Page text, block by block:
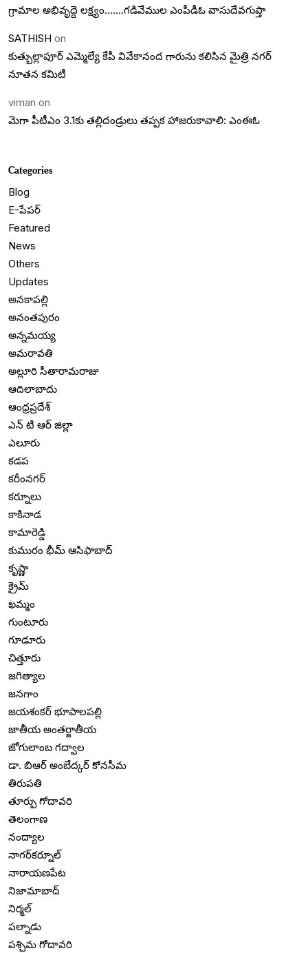
గ్రామాల అభివృద్దె లక్ష్యం…….గడివేముల ఎంపీడీఓ వాసుదేవగుప్తా
SATHISH on
కుత్బుల్లాపూర్ ఎమ్మెల్యే కేపీ వివేకానంద గారును కలిసిన మైత్రి నగర్
నూతన కమిటీ
viman on
మెగా పీటీఎం 3.1కు తల్లిదండ్రులు తప్పక హాజరుకావాలి: ఎంఈఓ
Categories
Blog
E-పేపర్
Featured
News
Others
Updates
అనకాపల్లి
అనంతపురం
అన్నమయ్య
అమరావతి
అల్లూరి సీతారామరాజు
ఆదిలాబాదు
ఆంధ్రప్రదేశ్
ఎన్ టి ఆర్ జిల్లా
ఎలూరు
కడప
కరీంనగర్
కర్నూలు
కాకినాడ
కామారెడ్డి
కుమురం భీమ్ ఆసిఫాబాద్
కృష్ణా
క్రైమ్
ఖమ్మం
గుంటూరు
గూడూరు
చిత్తూరు
జగిత్యాల
జనగాం
జయశంకర్ భూపాలపల్లి
జాతీయ అంతర్జాతీయ
జోగులాంబ గద్వాల
డా. బిఆర్ అంబేద్కర్ కోనసీమ
తిరుపతి
తూర్పు గోదావరి
తెలంగాణ
నంద్యాల
నాగర్‌కర్నూల్
నారాయణపేట
నిజామాబాద్
నిర్మల్
పల్నాడు
పశ్చిమ గోదావరి